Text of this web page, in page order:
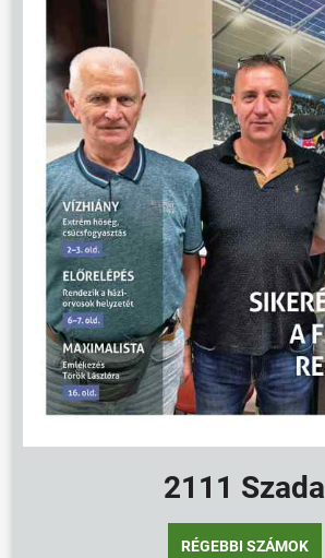
2111 Szada
RÉGEBBI SZÁMOK